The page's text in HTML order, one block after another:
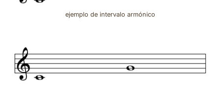
ejemplo de intervalo armónico